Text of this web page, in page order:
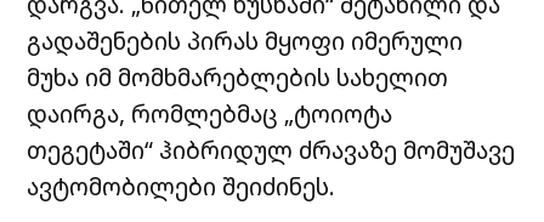
გადაშენების პირას მყოფი იმერული
მუხა იმ მომხმარებლების სახელით
დაირგა, რომლებმაც „ტოიოტა
თეგეტაში“ ჰიბრიდულ ძრავაზე მომუშავე
ავტომობილები შეიძინეს.